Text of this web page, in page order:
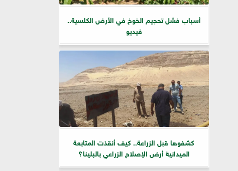
أسباب فشل تحجيم الخوخ في الأرض الكلسية..
فيديو
كشفوها قبل الزراعة.. كيف أنقذت المتابعة
الميدانية أرض الإصلاح الزراعي بالبلينا؟